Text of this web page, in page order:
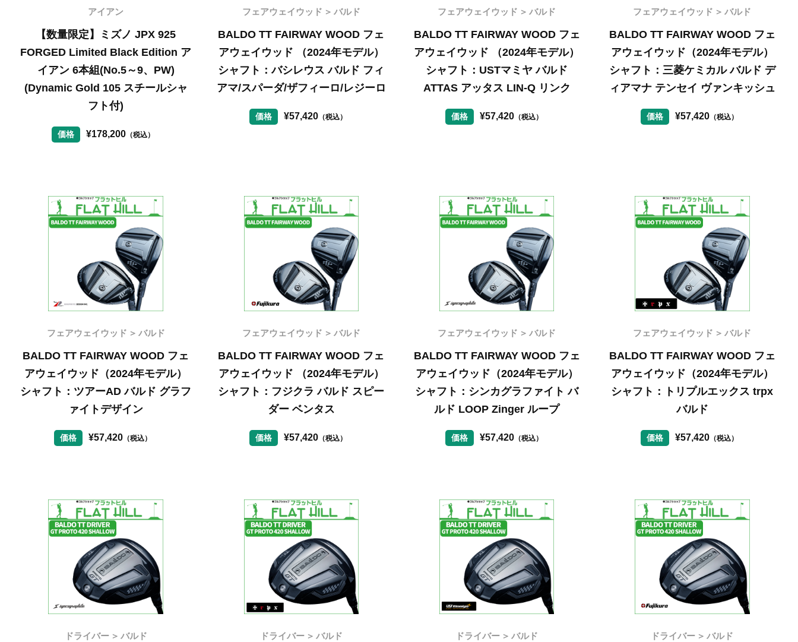
アイアン
【数量限定】ミズノ JPX 925
FORGED Limited Black Edition ア
イアン 6本組(No.5～9、PW)
(Dynamic Gold 105 スチールシャ
フト付)
価格 ¥178,200（税込）
フェアウェイウッド バルド
BALDO TT FAIRWAY WOOD フェ
アウェイウッド （2024年モデル）
シャフト：バシレウス バルド フィ
アマ/スパーダ/ザフィーロ/レジーロ
価格 ¥57,420 （税込）
フェアウェイウッド バルド
BALDO TT FAIRWAY WOOD フェ
アウェイウッド （2024年モデル）
シャフト：USTマミヤ バルド
ATTAS アッタス LIN-Q リンク
価格 ¥57,420（税込）
フェアウェイウッド バルド
BALDO TT FAIRWAY WOOD フェ
アウェイウッド（2024年モデル）
シャフト：三菱ケミカル バルド デ
ィアマナ テンセイ ヴァンキッシュ
価格 ¥57,420（税込）
フェアウェイウッド バルド
BALDO TT FAIRWAY WOOD フェ
アウェイウッド（2024年モデル）
シャフト：ツアーAD バルド グラフ
ァイトデザイン
価格 ¥57,420 （税込）
フェアウェイウッド バルド
BALDO TT FAIRWAY WOOD フェ
アウェイウッド （2024年モデル）
シャフト：フジクラ バルド スピー
ダー ベンタス
価格 ¥57,420 （税込）
フェアウェイウッド バルド
BALDO TT FAIRWAY WOOD フェ
アウェイウッド（2024年モデル）
シャフト：シンカグラファイト バ
ルド LOOP Zinger ループ
価格 ¥57,420（税込）
フェアウェイウッド バルド
BALDO TT FAIRWAY WOOD フェ
アウェイウッド（2024年モデル）
シャフト：トリプルエックス trpx
バルド
価格 ¥57,420（税込）
ドライバー バルド ドライバー バルド ドライバー バルド ドライバー バルド